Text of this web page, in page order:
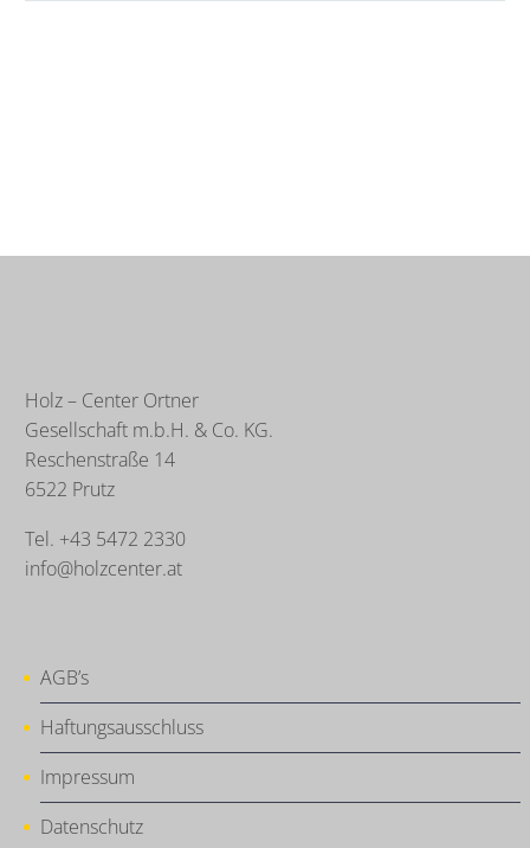
Holz – Center Ortner
Gesellschaft m.b.H. & Co. KG.
Reschenstraße 14
6522 Prutz
Tel. +43 5472 2330
info@holzcenter.at
AGB’s
Haftungsausschluss
Impressum
Datenschutz